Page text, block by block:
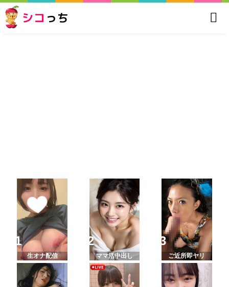
シコ っち
生オナ配信 ママ活中出し ご近所即ヤリ